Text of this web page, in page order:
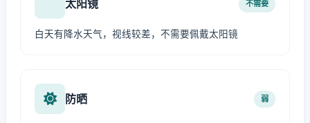
太阳镜 不需要
白天有降水天气，视线较差，不需要佩戴太阳镜
防晒 弱